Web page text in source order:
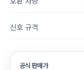
신호 규격
공식 판매가